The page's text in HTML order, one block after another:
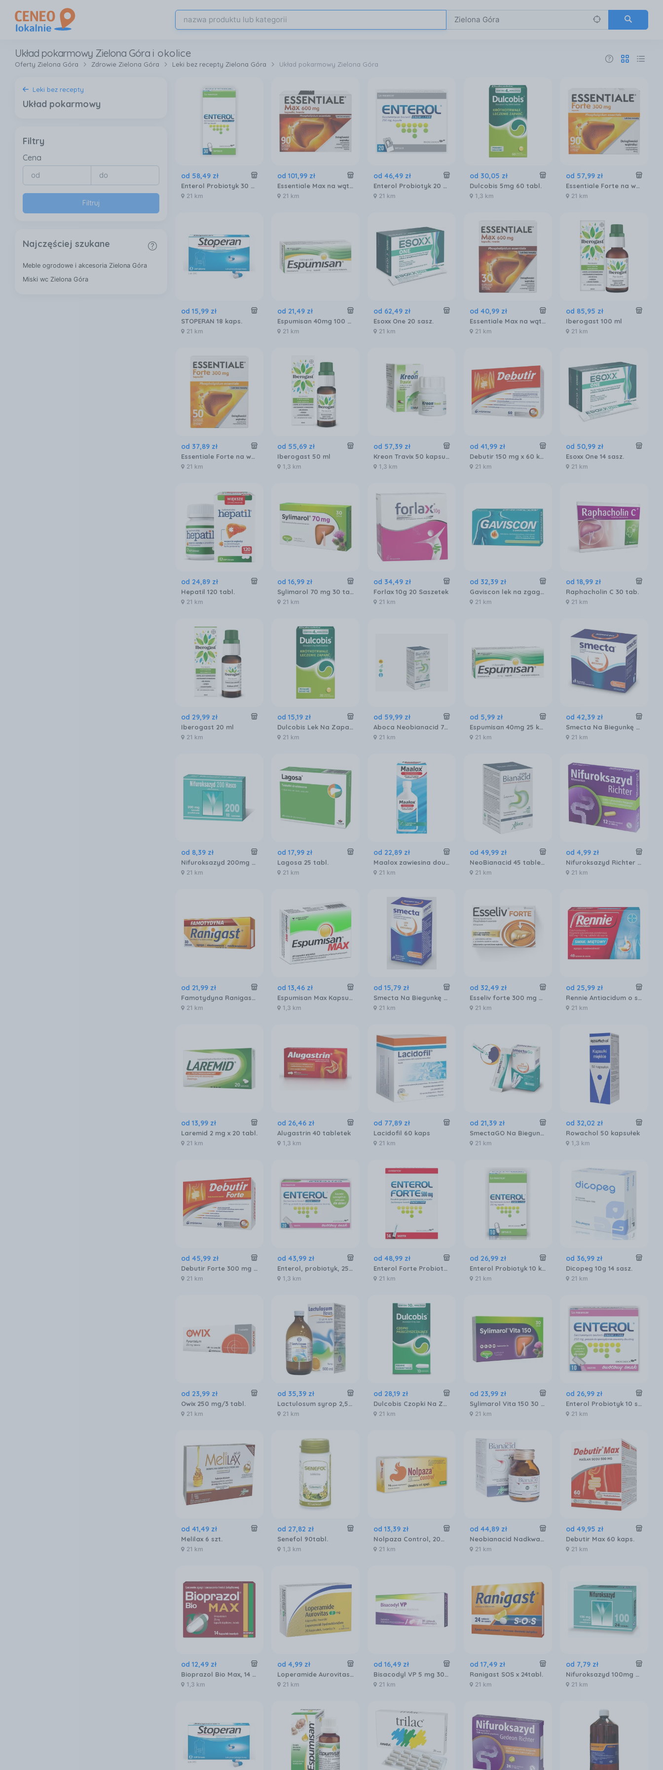
Układ pokarmowy Zielona Góra i okolice
Oferty Zielona Góra Zdrowie Zielona Góra Leki bez recepty Zielona Góra Układ pokarmowy Zielona Góra
Leki bez recepty
Układ pokarmowy
Filtry
Cena
Filtruj
Najczęściej szukane
Meble ogrodowe i akcesoria Zielona Góra
Miski wc Zielona Góra
od 58,49 zł
Enterol Probiotyk 30 kapsułek 250 mg
21 km
od 101,99 zł
Essentiale Max na wątrobę 600mg 90 kaps.
21 km
od 46,49 zł
Enterol Probiotyk 20 kapsułek 250 mg
21 km
od 30,05 zł
Dulcobis 5mg 60 tabl.
1,3 km
od 57,99 zł
Essentiale Forte na wątrobę 300mg 90 kaps.
21 km
od 15,99 zł
STOPERAN 18 kaps.
21 km
od 21,49 zł
Espumisan 40mg 100 kaps.
21 km
od 62,49 zł
Esoxx One 20 sasz.
21 km
od 40,99 zł
Essentiale Max na wątrobę 600mg 30 kaps.
21 km
od 85,95 zł
Iberogast 100 ml
21 km
od 37,89 zł
Essentiale Forte na wątrobę 300mg 50 kaps.
21 km
od 55,69 zł
Iberogast 50 ml
1,3 km
od 57,39 zł
Kreon Travix 50 kapsułek
1,3 km
od 41,99 zł
Debutir 150 mg x 60 kaps.
21 km
od 50,99 zł
Esoxx One 14 sasz.
21 km
od 24,89 zł
Hepatil 120 tabl.
21 km
od 16,99 zł
Sylimarol 70 mg 30 tabl
21 km
od 34,49 zł
Forlax 10g 20 Saszetek
21 km
od 32,39 zł
Gaviscon lek na zgagę refluks tabletki 48 szt smak miętowy
21 km
od 18,99 zł
Raphacholin C 30 tab.
21 km
od 29,99 zł
Iberogast 20 ml
21 km
od 15,19 zł
Dulcobis Lek Na Zaparcia 5mgx20 tabl.
21 km
od 59,99 zł
Aboca Neobianacid 70tabl.
21 km
od 5,99 zł
Espumisan 40mg 25 kapsułek
21 km
od 42,39 zł
Smecta Na Biegunkę Pomarańczowo Waniliowy Smak 30 Saszetek
21 km
od 8,39 zł
Nifuroksazyd 200mg 12 tabl
21 km
od 17,99 zł
Lagosa 25 tabl.
21 km
od 22,89 zł
Maalox zawiesina doustna 250 ml
21 km
od 49,99 zł
NeoBianacid 45 tabletek do ssania smak cytrynowy
21 km
od 4,99 zł
Nifuroksazyd Richter 200mg 12 kapsułek
21 km
od 21,99 zł
Famotydyna Ranigast 20 mg x 30 tabl.
21 km
od 13,46 zł
Espumisan Max Kapsułki 140Mg X 20
1,3 km
od 15,79 zł
Smecta Na Biegunkę Pomarańczowo Waniliowy Smak 10 Saszetek
21 km
od 32,49 zł
Esseliv forte 300 mg 50 kapsułek
21 km
od 25,99 zł
Rennie Antiacidum o smaku miętowym 48 tabletek do ssania
21 km
od 13,99 zł
Laremid 2 mg x 20 tabl.
21 km
od 26,46 zł
Alugastrin 40 tabletek
1,3 km
od 77,89 zł
Lacidofil 60 kaps
21 km
od 21,39 zł
SmectaGO Na Biegunkę 8 Saszetek Gotowych Do Wypicia
21 km
od 32,02 zł
Rowachol 50 kapsułek
1,3 km
od 45,99 zł
Debutir Forte 300 mg x 60 kaps.
21 km
od 43,99 zł
Enterol, probiotyk, 250 mg, 20 saszetek
1,3 km
od 48,99 zł
Enterol Forte Probiotyk 500 mg 14 saszetek
21 km
od 26,99 zł
Enterol Probiotyk 10 kapsułek 250 mg
21 km
od 36,99 zł
Dicopeg 10g 14 sasz.
21 km
od 23,99 zł
Owix 250 mg/3 tabl.
21 km
od 35,39 zł
Lactulosum syrop 2,5g/5ml 500ml
21 km
od 28,19 zł
Dulcobis Czopki Na Zaparcia 10 szt.
21 km
od 23,99 zł
Sylimarol Vita 150 30 kaps
21 km
od 26,99 zł
Enterol Probiotyk 10 saszetek 250 mg
21 km
od 41,49 zł
Melilax 6 szt.
21 km
od 27,82 zł
Senefol 90tabl.
1,3 km
od 13,39 zł
Nolpaza Control, 20mg, 14 tabletek
21 km
od 44,89 zł
Neobianacid Nadkwaśność i Refluks 45 tabl.
21 km
od 49,95 zł
Debutir Max 60 kaps.
21 km
od 12,49 zł
Bioprazol Bio Max, 14 tabl.
1,3 km
od 4,99 zł
Loperamide Aurovitas 2 mg 20 kaps
21 km
od 16,49 zł
Bisacodyl VP 5 mg 30 tabletek dojelitowych
21 km
od 17,49 zł
Ranigast SOS x 24tabl.
21 km
od 7,79 zł
Nifuroksazyd 100mg 24 tabletek
21 km